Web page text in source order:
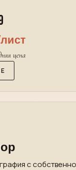
цена
с